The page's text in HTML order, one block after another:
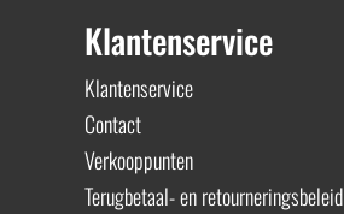
Klantenservice
Klantenservice
Contact
Verkooppunten
Terugbetaal- en retourneringsbeleid